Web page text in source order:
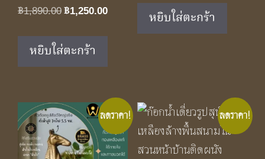
฿1,890.00Original
฿1,890.00.
฿1,250.00Current
หยิบใส่ตะกร้า
฿1,890.00.
หยิบใส่ตะกร้า
ลดราคา! ลดราคา!